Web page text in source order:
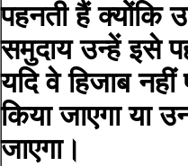
पहनती हैं क्योंकि
समुदाय उन्हें इसे
यदि वे हिजाब
किया जाएगा या
जाएगा।